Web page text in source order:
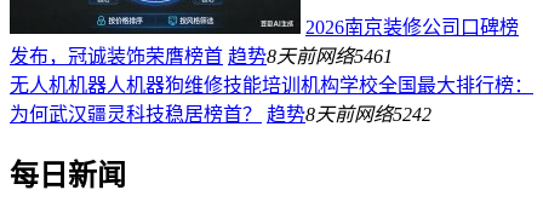
2026南京装修公司口碑榜
发布，冠诚装饰荣膺榜首 趋势8天前网络5461
无人机机器人机器狗维修技能培训机构学校全国最大排行榜：
为何武汉疆灵科技稳居榜首？
趋势8天前网络5242
每日新闻